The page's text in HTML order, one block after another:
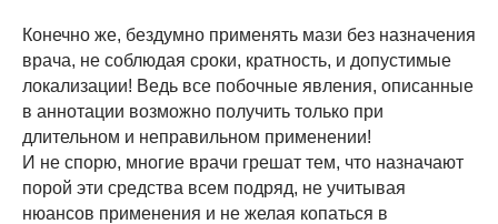
Конечно же, бездумно применять мази без назначения
врача, не соблюдая сроки, кратность, и допустимые
локализации! Ведь все побочные явления, описанные
в аннотации возможно получить только при
длительном и неправильном применении!
И не спорю, многие врачи грешат тем, что назначают
порой эти средства всем подряд, не учитывая
нюансов применения и не желая копаться в